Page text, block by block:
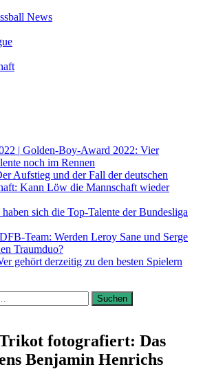
News
| Golden-Boy-Award 2022: Vier
noch im Rennen
Aufstieg und der Fall der deutschen
Kann Löw die Mannschaft wieder
haben sich die Top-Talente der Bundesliga
DFB-Team: Werden Leroy Sane und Serge
Traumduo?
gehört derzeitig zu den besten Spielern
fotografiert: Das
Benjamin Henrichs